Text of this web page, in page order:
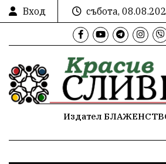
Вход
събота,
Издател